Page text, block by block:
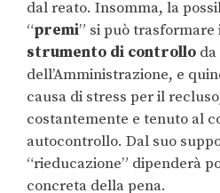
dal reato. Insomma, la
“premi” si può trasformare
strumento di controllo
dell’Amministrazione, e
causa di stress per il
costantemente e tenuto al
autocontrollo. Dal suo
“rieducazione” dipenderà
concreta della pena.